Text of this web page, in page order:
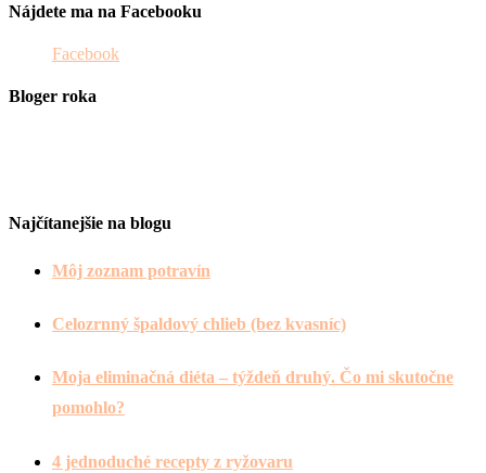
Nájdete ma na Facebooku
Facebook
Bloger roka
Najčítanejšie na blogu
Môj zoznam potravín
Celozrnný špaldový chlieb (bez kvasníc)
Moja eliminačná diéta – týždeň druhý. Čo mi skutočne
pomohlo?
4 jednoduché recepty z ryžovaru